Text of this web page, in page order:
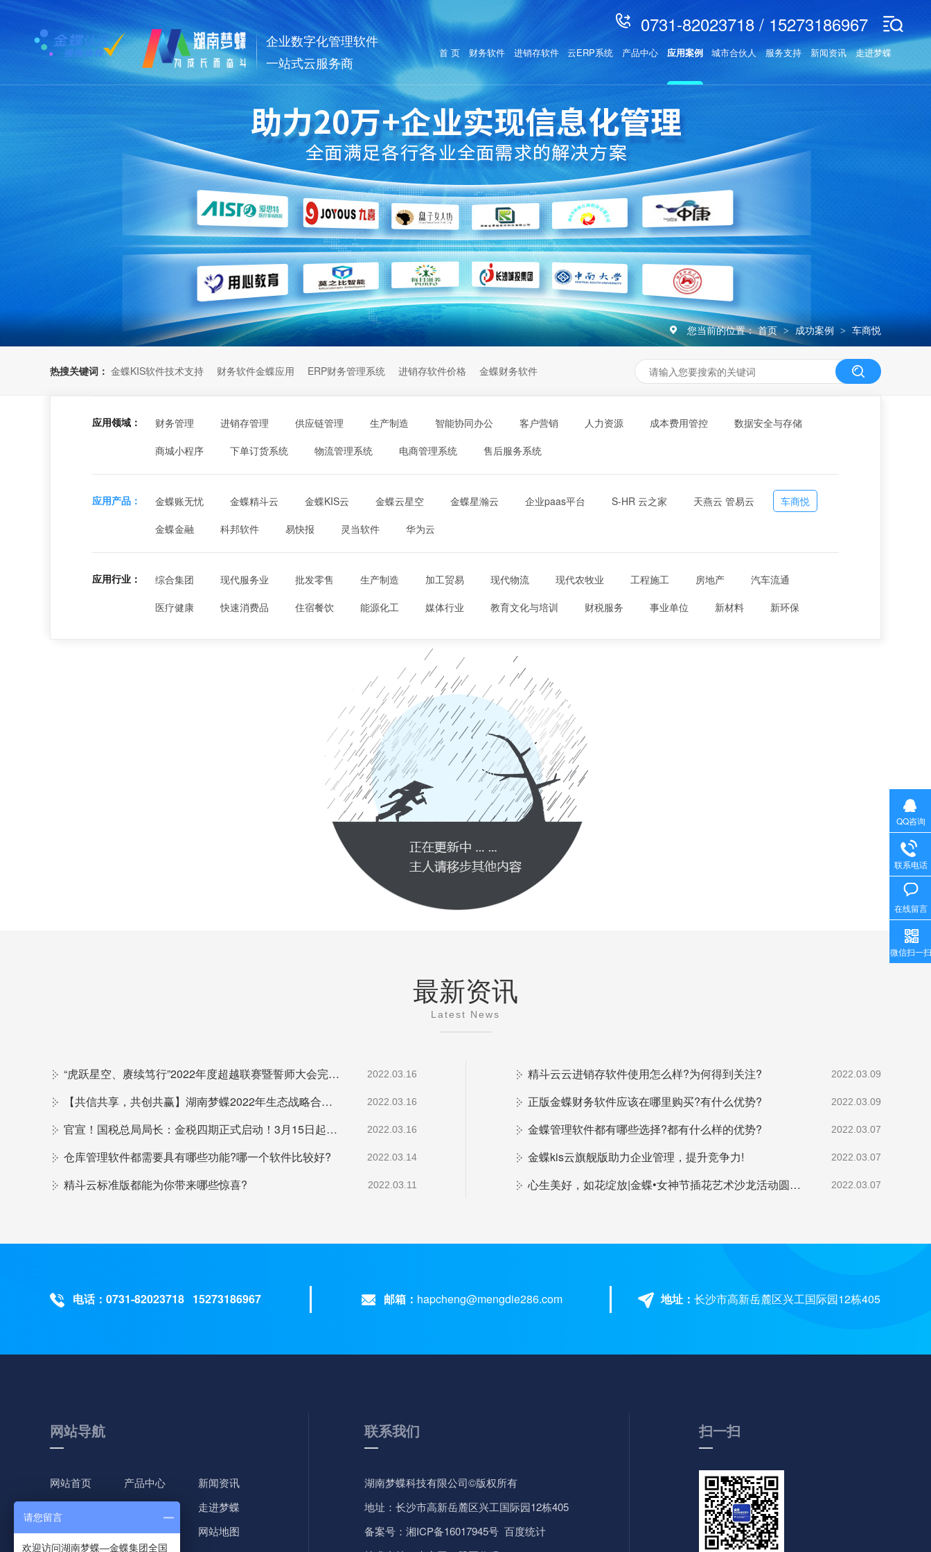
企业数字化管理软件
一站式云服务商
0731-82023718 / 15273186967
首 页 财务软件 进销存软件 云ERP系统 产品中心 应用案例 城市合伙人 服务支持 新闻资讯 走进梦蝶
您当前的位置： 首页 > 成功案例 > 车商悦
热搜关键词： 金蝶KIS软件技术支持 财务软件金蝶应用 ERP财务管理系统 进销存软件价格 金蝶财务软件
应用领域： 财务管理 进销存管理 供应链管理 生产制造 智能协同办公 客户营销 人力资源 成本费用管控
数据安全与存储
商城小程序
下单订货系统 物流管理系统 电商管理系统 售后服务系统
应用产品： 金蝶账无忧 金蝶精斗云 金蝶KIS云 金蝶云星空 金蝶星瀚云 企业paas平台 S-HR 云之家 天燕云 管易云
车商悦
金蝶金融
科邦软件 易快报 灵当软件 华为云
应用行业： 综合集团 现代服务业 批发零售 生产制造 加工贸易 现代物流 现代农牧业 工程施工 房地产
汽车流通
医疗健康
快速消费品 住宿餐饮 能源化工 媒体行业 教育文化与培训 财税服务 事业单位 新材料 新环保
最新资讯
Latest News
“虎跃星空、赓续笃行”2022年度超越联赛暨誓师大会完美收官！ 2022.03.16
【共信共享，共创共赢】湖南梦蝶2022年生态战略合作会议圆满召开 2022.03.16
官宣！国税总局局长：金税四期正式启动！3月15日起，这些企业要小心了...... 2022.03.16
仓库管理软件都需要具有哪些功能?哪一个软件比较好? 2022.03.14
精斗云标准版都能为你带来哪些惊喜? 2022.03.11
精斗云云进销存软件使用怎么样?为何得到关注? 2022.03.09
正版金蝶财务软件应该在哪里购买?有什么优势? 2022.03.09
金蝶管理软件都有哪些选择?都有什么样的优势? 2022.03.07
金蝶kis云旗舰版助力企业管理，提升竞争力! 2022.03.07
心生美好，如花绽放|金蝶•女神节插花艺术沙龙活动圆满成功 2022.03.07
电话：0731-82023718 15273186967 邮箱： hapcheng@mengdie286.com 地址： 长沙市高新岳麓区兴工国际园12栋405
网站导航
网站首页 产品中心
新闻资讯
走进梦蝶
进销存软件
服务支持
网站地图
联系我们
湖南梦蝶科技有限公司©版权所有
地址：长沙市高新岳麓区兴工国际园12栋405
备案号： 湘ICP备16017945号 百度统计
扫一扫
QQ咨询
联系电话
在线留言
微信扫一扫
请您留言
欢迎访问湖南梦蝶—金蝶集团全国